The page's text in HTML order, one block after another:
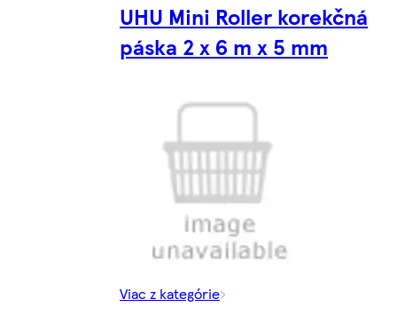
UHU Mini Roller korekčná
páska 2 x 6 m x 5 mm
Viac z kategórie